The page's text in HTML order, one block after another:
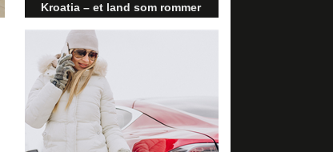
Kroatia – et land som rommer
mer enn kysten
Kroatia forbindes ofte med sol,
bading og klart hav, men landet
har langt flere sider enn det
førsteinntrykket mange sitter igjen
med.